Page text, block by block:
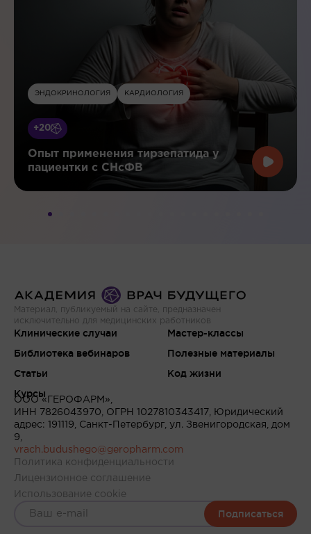
ЭНДОКРИНОЛОГИЯ КАРДИОЛОГИЯ
+20
Опыт применения тирзепатида у
пациентки с СНсФВ
Материал, публикуемый на сайте, предназначен
исключительно для медицинских работников
Клинические случаи
Библиотека вебинаров
Статьи
Курсы
Мастер-классы
Полезные материалы
Код жизни
ООО «ГЕРОФАРМ»,
ИНН 7826043970, ОГРН 1027810343417, Юридический
адрес: 191119, Санкт-Петербург, ул. Звенигородская, дом
9,
vrach.budushego@geropharm.com
Политика конфиденциальности
Лицензионное соглашение
Использование cookie
Подписаться